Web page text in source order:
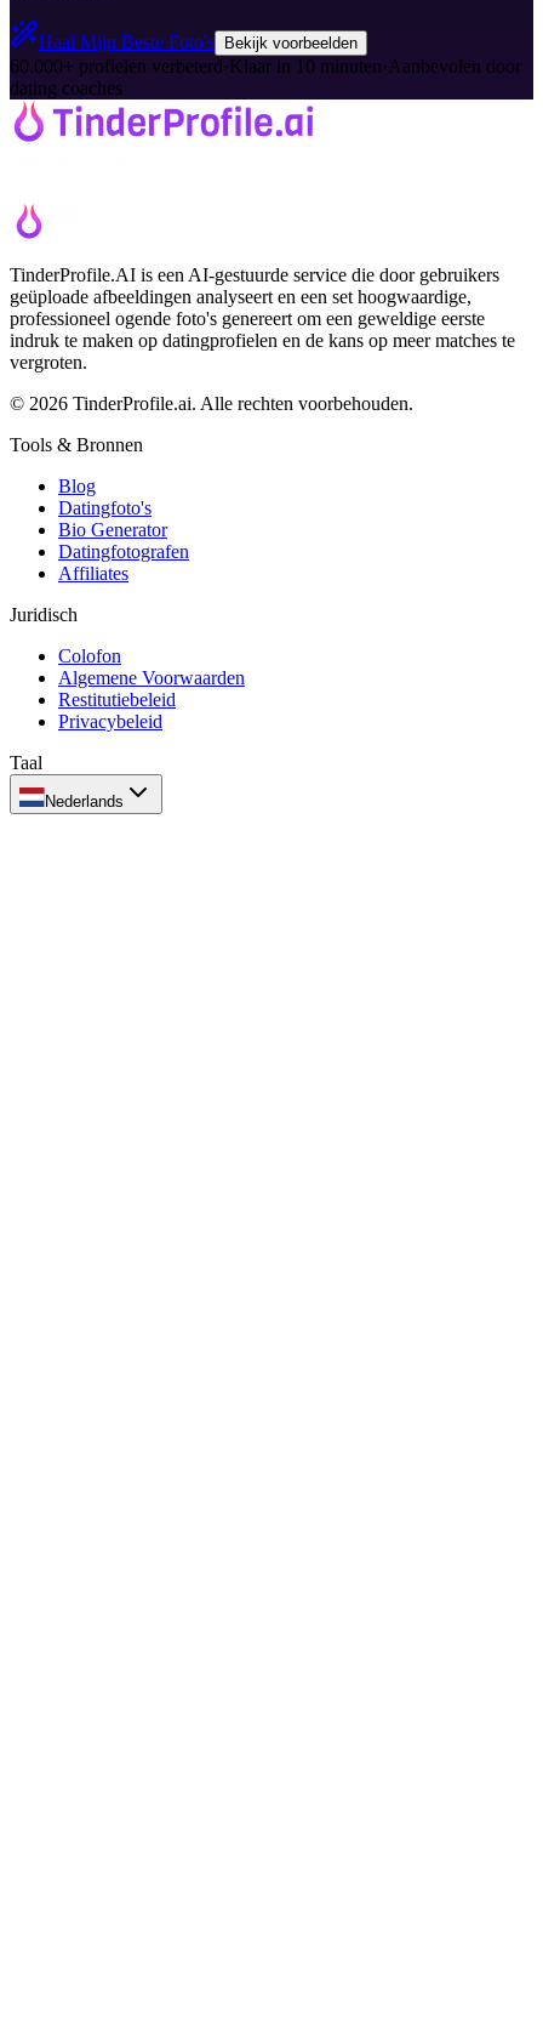
Haal Mijn Beste Foto's Bekijk voorbeelden
60.000+ profielen verbeterd·Klaar in 10 minuten· Aanbevolen door
dating coaches
TinderProfile.AI is een AI-gestuurde service die door gebruikers
geüploade afbeeldingen analyseert en een set hoogwaardige,
professioneel ogende foto's genereert om een geweldige eerste
indruk te maken op datingprofielen en de kans op meer matches te
vergroten.
© 2026 TinderProfile.ai. Alle rechten voorbehouden.
Tools & Bronnen
Blog
Datingfoto's
Bio Generator
Datingfotografen
Affiliates
Juridisch
Colofon
Algemene Voorwaarden
Restitutiebeleid
Privacybeleid
Taal
Nederlands